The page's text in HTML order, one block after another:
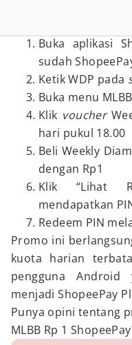
Buka aplikasi
sudah
Ketik WDP pada
Buka menu MLBB
Klik voucher
hari pukul 18.00
Beli Weekly
dengan Rp1
Klik “Lihat
mendapatkan
Redeem PIN
Promo ini
kuota harian
pengguna
menjadi ShopeePay
Punya opini tentang
MLBB Rp 1